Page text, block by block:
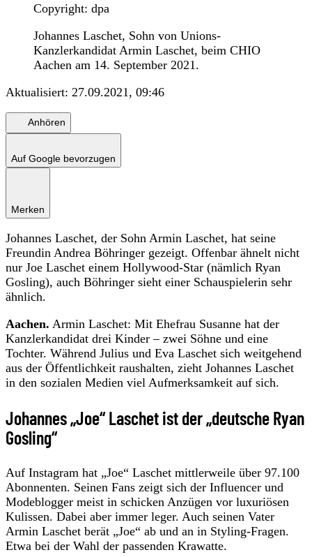
Copyright: dpa
Johannes Laschet, Sohn von Unions-
Kanzlerkandidat Armin Laschet, beim CHIO
Aachen am 14. September 2021.
Aktualisiert: 27.09.2021, 09:46
Anhören
Auf Google bevorzugen
Merken
Johannes Laschet, der Sohn Armin Laschet, hat seine
Freundin Andrea Böhringer gezeigt. Offenbar ähnelt nicht
nur Joe Laschet einem Hollywood-Star (nämlich Ryan
Gosling), auch Böhringer sieht einer Schauspielerin sehr
ähnlich.
Aachen. Armin Laschet: Mit Ehefrau Susanne hat der
Kanzlerkandidat drei Kinder – zwei Söhne und eine
Tochter. Während Julius und Eva Laschet sich weitgehend
aus der Öffentlichkeit raushalten, zieht Johannes Laschet
in den sozialen Medien viel Aufmerksamkeit auf sich.
Johannes „Joe“ Laschet ist der „deutsche Ryan
Gosling“
Auf Instagram hat „Joe“ Laschet mittlerweile über 97.100
Abonnenten. Seinen Fans zeigt sich der Influencer und
Modeblogger meist in schicken Anzügen vor luxuriösen
Kulissen. Dabei aber immer leger. Auch seinen Vater
Armin Laschet berät „Joe“ ab und an in Styling-Fragen.
Etwa bei der Wahl der passenden Krawatte.